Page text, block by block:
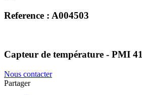
Reference : A004503
Capteur de température - PMI 41
Nous contacter
Partager